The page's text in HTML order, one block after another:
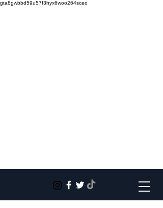
gta8gwbbd59u57f3hyx6woo264sceo